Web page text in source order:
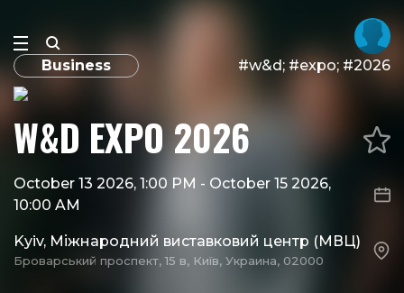
Business #w&d; #expo; #2026
W&D EXPO 2026
October 13 2026, 1:00 PM - October 15 2026,
10:00 AM
Kyiv, Міжнародний виставковий центр (МВЦ)
Броварський проспект, 15 в, Київ, Украина, 02000